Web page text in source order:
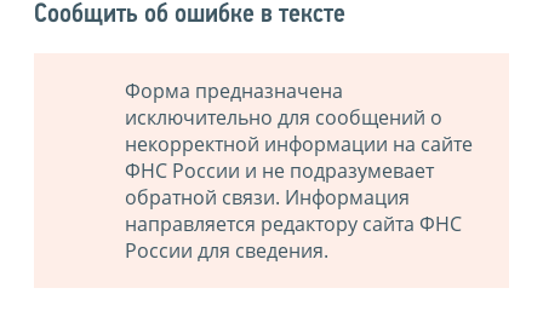
Сообщить об ошибке в тексте
Форма предназначена
исключительно для сообщений о
некорректной информации на сайте
ФНС России и не подразумевает
обратной связи. Информация
направляется редактору сайта ФНС
России для сведения.